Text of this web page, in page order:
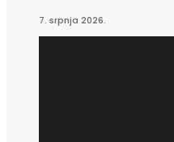
7. srpnja 2026.